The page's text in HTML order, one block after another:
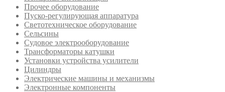
Прочее оборудование
Пуско-регулирующая аппаратура
Светотехническое оборудование
Сельсины
Судовое электрооборудование
Трансформаторы катушки
Установки устройства усилители
Цилиндры
Электрические машины и механизмы
Электронные компоненты